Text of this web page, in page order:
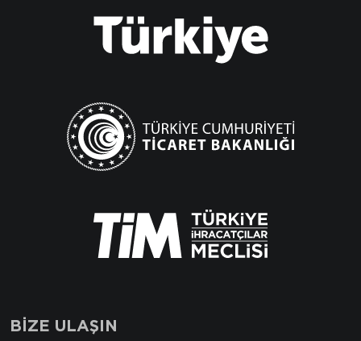
BİZE ULAŞIN